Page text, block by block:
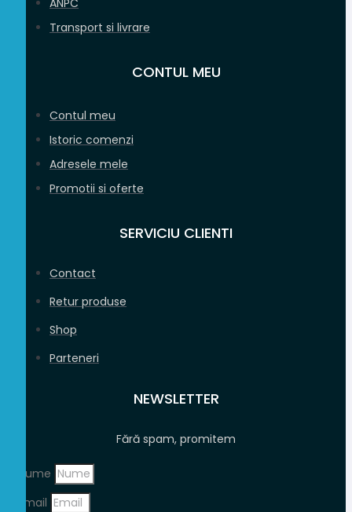
ANPC
Transport si livrare
CONTUL MEU
Contul meu
Istoric comenzi
Adresele mele
Promotii si oferte
SERVICIU CLIENTI
Contact
Retur produse
Shop
Parteneri
NEWSLETTER
Fără spam, promitem
Nume
Email